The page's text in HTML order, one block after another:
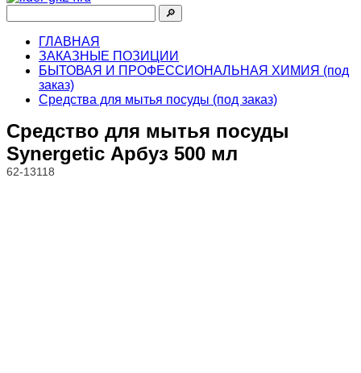
🔎︎
ГЛАВНАЯ
ЗАКАЗНЫЕ ПОЗИЦИИ
БЫТОВАЯ И ПРОФЕССИОНАЛЬНАЯ ХИМИЯ (под
заказ)
Средства для мытья посуды (под заказ)
Средство для мытья посуды
Synergetic Арбуз 500 мл
62-13118